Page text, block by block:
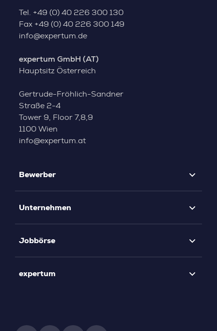
Tel. +49 (0) 40 226 300 130
Fax +49 (0) 40 226 300 149
info@expertum.de
expertum GmbH (AT)
Hauptsitz Österreich
Gertrude-Fröhlich-Sandner
Straße 2-4
Tower 9, Floor 7,8,9
1100 Wien
info@expertum.at
Bewerber
Unternehmen
Jobbörse
expertum